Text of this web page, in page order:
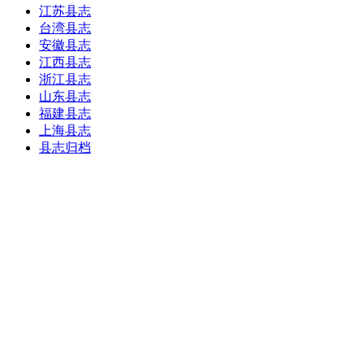
江苏县志
台湾县志
安徽县志
江西县志
浙江县志
山东县志
福建县志
上海县志
县志归档